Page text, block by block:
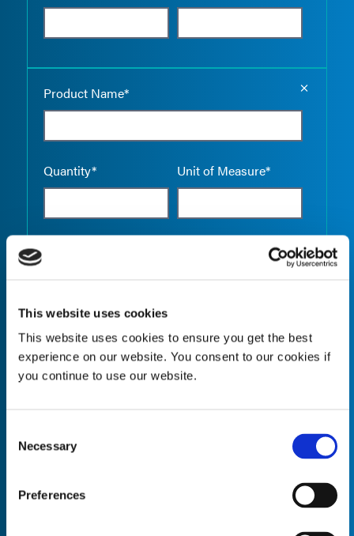
This website uses cookies
This website uses cookies to ensure you get the best
experience on our website. You consent to our cookies if
you continue to use our website.
Selection
Necessary
Preferences
Product Name*
Quantity* Unit of Measure*
Quantity* Unit of Measure*
Empty
Product Name* Empty